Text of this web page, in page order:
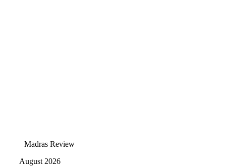
Madras Review
August 2026